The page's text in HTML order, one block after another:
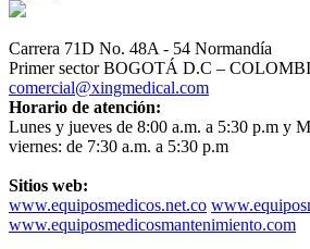
Carrera 71D No. 48A - 54 Normandía
Primer sector BOGOTÁ D.C –
comercial@xingmedical.com
Horario de atención:
Lunes y jueves de 8:00 a.m. a 5:30 p.m y
viernes: de 7:30 a.m. a 5:30 p.m
Sitios web:
www.equiposmedicos.net.co
www.equiposmedicosmantenimiento.com